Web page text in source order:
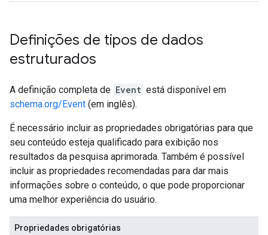
Definições de tipos de dados
estruturados
A definição completa de Event está disponível em
schema.org/Event (em inglês).
É necessário incluir as propriedades obrigatórias para que
seu conteúdo esteja qualificado para exibição nos
resultados da pesquisa aprimorada. Também é possível
incluir as propriedades recomendadas para dar mais
informações sobre o conteúdo, o que pode proporcionar
uma melhor experiência do usuário.
Propriedades obrigatórias